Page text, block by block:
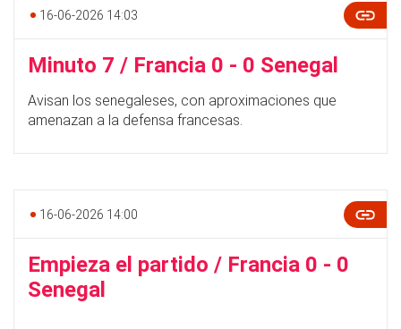
16-06-2026 14:03
Minuto 7 / Francia 0 - 0 Senegal
Avisan los senegaleses, con aproximaciones que
amenazan a la defensa francesas.
16-06-2026 14:00
Empieza el partido / Francia 0 - 0
Senegal